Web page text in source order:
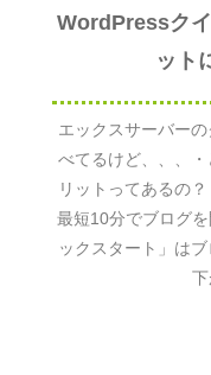
WordPressク
ット
エックスサーバー
べてるけど、、、
リットってあるの
最短10分でブログ
ックスタート」は
下